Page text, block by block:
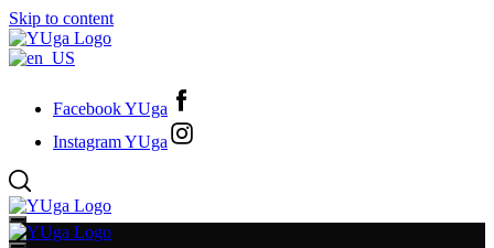
Skip to content
Facebook YUga
Instagram YUga